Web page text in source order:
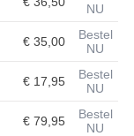
NU
€ 35,00
Bestel
NU
€ 17,95
Bestel
NU
€ 79,95
Bestel
NU